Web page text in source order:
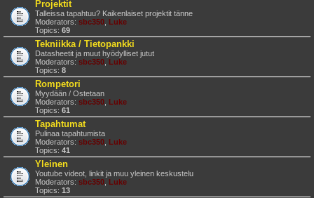
Projektit
Talleissa tapahtuu? Kaikenlaiset projektit tänne
Moderators: sbc350 Luke
Topics: 69
Tekniikka / Tietopankki
Datasheetit ja muut hyödylliset jutut
Moderators: sbc350 Luke
Topics: 8
Rompetori
Myydään / Ostetaan
Moderators: sbc350 Luke
Topics: 61
Tapahtumat
Pulinaa tapahtumista
Moderators: sbc350 Luke
Topics: 41
Yleinen
Youtube videot, linkit ja muu yleinen keskustelu
Moderators: sbc350 Luke
Topics: 13